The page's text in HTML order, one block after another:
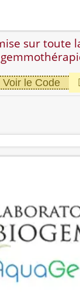
sur toute
Voir le Code